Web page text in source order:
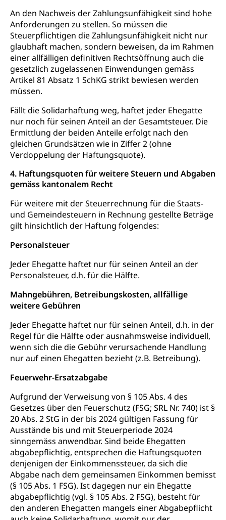
An den Nachweis der Zahlungsunfähigkeit sind hohe
Anforderungen zu stellen. So müssen die
Steuerpflichtigen die Zahlungsunfähigkeit nicht nur
glaubhaft machen, sondern beweisen, da im Rahmen
einer allfälligen definitiven Rechtsöffnung auch die
gesetzlich zugelassenen Einwendungen gemäss
Artikel 81 Absatz 1 SchKG strikt bewiesen werden
müssen.
Fällt die Solidarhaftung weg, haftet jeder Ehegatte
nur noch für seinen Anteil an der Gesamtsteuer. Die
Ermittlung der beiden Anteile erfolgt nach den
gleichen Grundsätzen wie in Ziffer 2 (ohne
Verdoppelung der Haftungsquote).
4. Haftungsquoten für weitere Steuern und Abgaben
gemäss kantonalem Recht
Für weitere mit der Steuerrechnung für die Staats-
und Gemeindesteuern in Rechnung gestellte Beträge
gilt hinsichtlich der Haftung folgendes:
Personalsteuer
Jeder Ehegatte haftet nur für seinen Anteil an der
Personalsteuer, d.h. für die Hälfte.
Mahngebühren, Betreibungskosten, allfällige
weitere Gebühren
Jeder Ehegatte haftet nur für seinen Anteil, d.h. in der
Regel für die Hälfte oder ausnahmsweise individuell,
wenn sich die die Gebühr verursachende Handlung
nur auf einen Ehegatten bezieht (z.B. Betreibung).
Feuerwehr-Ersatzabgabe
Aufgrund der Verweisung von § 105 Abs. 4 des
Gesetzes über den Feuerschutz (FSG; SRL Nr. 740) ist §
20 Abs. 2 StG in der bis 2024 gültigen Fassung für
Ausstände bis und mit Steuerperiode 2024
sinngemäss anwendbar. Sind beide Ehegatten
abgabepflichtig, entsprechen die Haftungsquoten
denjenigen der Einkommenssteuer, da sich die
Abgabe nach dem gemeinsamen Einkommen bemisst
(§ 105 Abs. 1 FSG). Ist dagegen nur ein Ehegatte
abgabepflichtig (vgl. § 105 Abs. 2 FSG), besteht für
den anderen Ehegatten mangels einer Abgabepflicht